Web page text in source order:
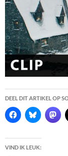
DEEL DIT ARTIKEL OP
VIND IK LEUK: